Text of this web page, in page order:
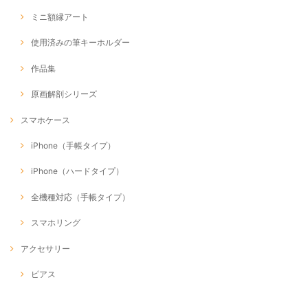
ミニ額縁アート
使用済みの筆キーホルダー
作品集
原画解剖シリーズ
スマホケース
iPhone（手帳タイプ）
iPhone（ハードタイプ）
全機種対応（手帳タイプ）
スマホリング
アクセサリー
ピアス